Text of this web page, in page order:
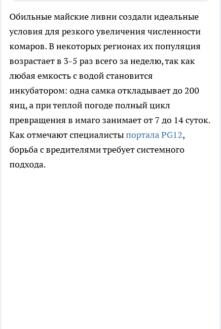
Обильные майские ливни создали идеальные
условия для резкого увеличения численности
комаров. В некоторых регионах их популяция
возрастает в 3-5 раз всего за неделю, так как
любая емкость с водой становится
инкубатором: одна самка откладывает до 200
яиц, а при теплой погоде полный цикл
превращения в имаго занимает от 7 до 14 суток.
Как отмечают специалистыпортала PG12,
борьба с вредителями требует системного
подхода.